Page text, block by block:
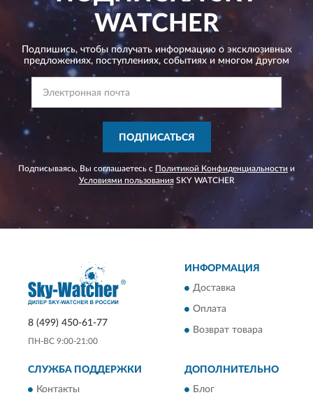
WATCHER
Подпишись, чтобы получать информацию о эксклюзивных
предложениях, поступлениях, событиях и многом другом
ПОДПИСАТЬСЯ
Подписываясь, Вы соглашаетесь с Политикой Конфиденциальности и
Условиями пользованияSKY WATCHER
8 (499) 450-61-77
ПН-ВС 9:00-21:00
ИНФОРМАЦИЯ
Доставка
Оплата
Возврат товара
СЛУЖБА ПОДДЕРЖКИ
Контакты
ДОПОЛНИТЕЛЬНО
Блог